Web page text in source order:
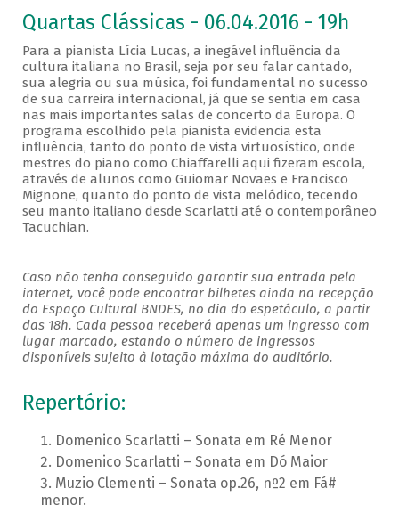
Quartas Clássicas - 06.04.2016 - 19h
Para a pianista Lícia Lucas, a inegável influência da
cultura italiana no Brasil, seja por seu falar cantado,
sua alegria ou sua música, foi fundamental no sucesso
de sua carreira internacional, já que se sentia em casa
nas mais importantes salas de concerto da Europa. O
programa escolhido pela pianista evidencia esta
influência, tanto do ponto de vista virtuosístico, onde
mestres do piano como Chiaffarelli aqui fizeram escola,
através de alunos como Guiomar Novaes e Francisco
Mignone, quanto do ponto de vista melódico, tecendo
seu manto italiano desde Scarlatti até o contemporâneo
Tacuchian.
Caso não tenha conseguido garantir sua entrada pela
internet, você pode encontrar bilhetes ainda na recepção
do Espaço Cultural BNDES, no dia do espetáculo, a partir
das 18h. Cada pessoa receberá apenas um ingresso com
lugar marcado, estando o número de ingressos
disponíveis sujeito à lotação máxima do auditório.
Repertório:
Domenico Scarlatti – Sonata em Ré Menor
Domenico Scarlatti – Sonata em Dó Maior
Muzio Clementi – Sonata op.26, nº2 em Fá#
menor.